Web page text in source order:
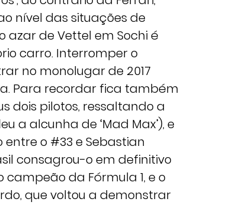
nível das situações de
de Vettel em Sochi é
carro. Interromper o
no monolugar de 2017
Para recordar fica também
dois pilotos, ressaltando a
a alcunha de ‘Mad Max’), e
o #33 e Sebastian
consagrou-o em definitivo
da Fórmula 1, e o
que voltou a demonstrar